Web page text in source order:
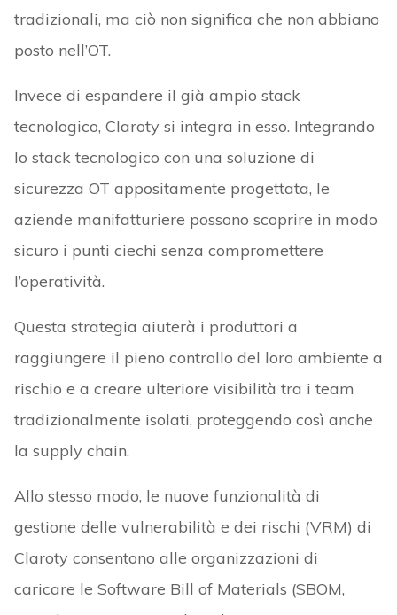
tradizionali, ma ciò non significa che non abbiano
posto nell’OT.
Invece di espandere il già ampio stack
tecnologico, Claroty si integra in esso. Integrando
lo stack tecnologico con una soluzione di
sicurezza OT appositamente progettata, le
aziende manifatturiere possono scoprire in modo
sicuro i punti ciechi senza compromettere
l’operatività.
Questa strategia aiuterà i produttori a
raggiungere il pieno controllo del loro ambiente a
rischio e a creare ulteriore visibilità tra i team
tradizionalmente isolati, proteggendo così anche
la supply chain.
Allo stesso modo, le nuove funzionalità di
gestione delle vulnerabilità e dei rischi (VRM) di
Claroty consentono alle organizzazioni di
caricare le Software Bill of Materials (SBOM,